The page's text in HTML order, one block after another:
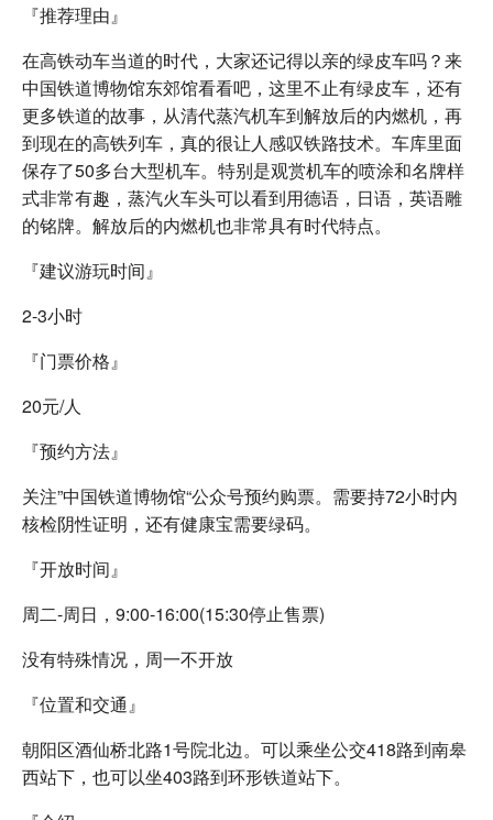
『推荐理由』
在高铁动车当道的时代，大家还记得以亲的绿皮车吗？来
中国铁道博物馆东郊馆看看吧，这里不止有绿皮车，还有
更多铁道的故事，从清代蒸汽机车到解放后的内燃机，再
到现在的高铁列车，真的很让人感叹铁路技术。车库里面
保存了50多台大型机车。特别是观赏机车的喷涂和名牌样
式非常有趣，蒸汽火车头可以看到用德语，日语，英语雕
的铭牌。解放后的内燃机也非常具有时代特点。
『建议游玩时间』
2-3小时
『门票价格』
20元/人
『预约方法』
关注”中国铁道博物馆“公众号预约购票。需要持72小时内
核检阴性证明，还有健康宝需要绿码。
『开放时间』
周二-周日，9:00-16:00(15:30停止售票)
没有特殊情况，周一不开放
『位置和交通』
朝阳区酒仙桥北路1号院北边。可以乘坐公交418路到南皋
西站下，也可以坐403路到环形铁道站下。